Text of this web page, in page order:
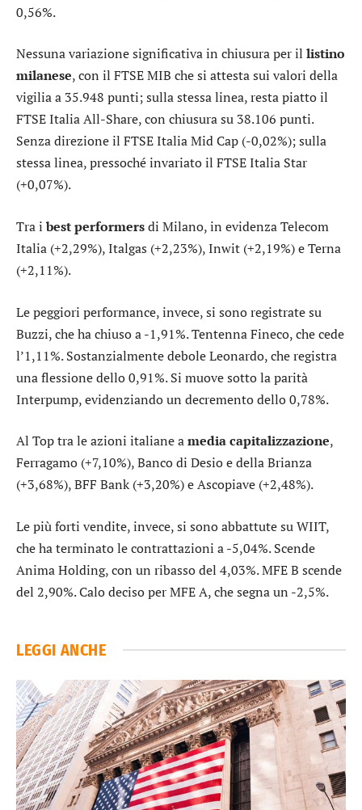
0,56%.
Nessuna variazione significativa in chiusura per il listino
milanese, con il FTSE MIB che si attesta sui valori della
vigilia a 35.948 punti; sulla stessa linea, resta piatto il
FTSE Italia All-Share, con chiusura su 38.106 punti.
Senza direzione il FTSE Italia Mid Cap (-0,02%); sulla
stessa linea, pressoché invariato il FTSE Italia Star
(+0,07%).
Tra ibest performersdi Milano, in evidenzaTelecom
Italia (+2,29%),Italgas (+2,23%),Inwit (+2,19%) eTerna
(+2,11%).
Le peggiori performance, invece, si sono registrate su
Buzzi, che ha chiuso a -1,91%. TentennaFineco, che cede
l’1,11%. Sostanzialmente deboleLeonardo, che registra
una flessione dello 0,91%. Si muove sotto la parità
Interpump, evidenziando un decremento dello 0,78%.
Al Top tra le azioni italiane amedia capitalizzazione,
Ferragamo (+7,10%),Banco di Desio e della Brianza
(+3,68%),BFF Bank(+3,20%) eAscopiave (+2,48%).
Le più forti vendite, invece, si sono abbattute suWIIT,
che ha terminato le contrattazioni a -5,04%. Scende
Anima Holding, con un ribasso del 4,03%.MFE B scende
del 2,90%. Calo deciso perMFE A, che segna un -2,5%.
LEGGI ANCHE